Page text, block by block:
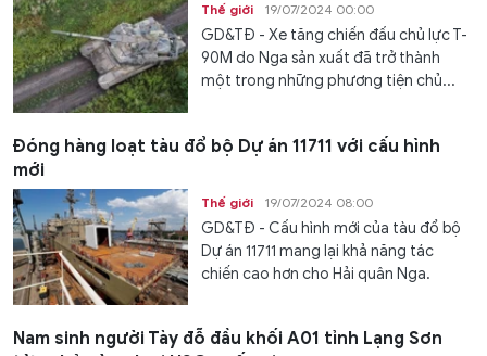
Thế giới 19/07/2024 00:00
GD&TĐ - Xe tăng chiến đấu chủ lực T-
90M do Nga sản xuất đã trở thành
một trong những phương tiện chủ...
Đóng hàng loạt tàu đổ bộ Dự án 11711 với cấu hình
mới
Thế giới 19/07/2024 08:00
GD&TĐ - Cấu hình mới của tàu đổ bộ
Dự án 11711 mang lại khả năng tác
chiến cao hơn cho Hải quân Nga.
Nam sinh người Tày đỗ đầu khối A01 tỉnh Lạng Sơn